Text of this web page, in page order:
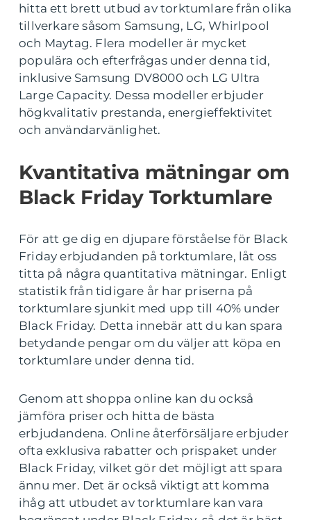
hitta ett brett utbud av torktumlare från olika
tillverkare såsom Samsung, LG, Whirlpool
och Maytag. Flera modeller är mycket
populära och efterfrågas under denna tid,
inklusive Samsung DV8000 och LG Ultra
Large Capacity. Dessa modeller erbjuder
högkvalitativ prestanda, energieffektivitet
och användarvänlighet.
Kvantitativa mätningar om
Black Friday Torktumlare
För att ge dig en djupare förståelse för Black
Friday erbjudanden på torktumlare, låt oss
titta på några quantitativa mätningar. Enligt
statistik från tidigare år har priserna på
torktumlare sjunkit med upp till 40% under
Black Friday. Detta innebär att du kan spara
betydande pengar om du väljer att köpa en
torktumlare under denna tid.
Genom att shoppa online kan du också
jämföra priser och hitta de bästa
erbjudandena. Online återförsäljare erbjuder
ofta exklusiva rabatter och prispaket under
Black Friday, vilket gör det möjligt att spara
ännu mer. Det är också viktigt att komma
ihåg att utbudet av torktumlare kan vara